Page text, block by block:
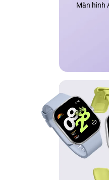
Màn hình